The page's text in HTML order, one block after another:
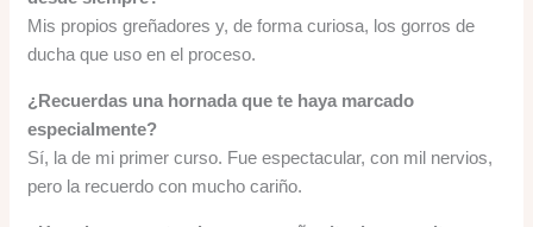
Mis propios greñadores y, de forma curiosa, los gorros de
ducha que uso en el proceso.
¿Recuerdas una hornada que te haya marcado
especialmente?
Sí, la de mi primer curso. Fue espectacular, con mil nervios,
pero la recuerdo con mucho cariño.